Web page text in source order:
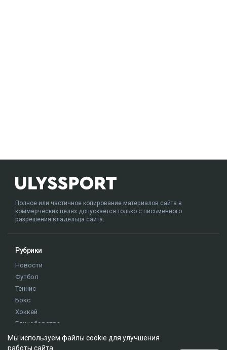
Полное или частичное копирование материалов сайта в
коммерческих целях допускается только с письменного
разрешения владельца сайта.
Рубрики
Новости
Футбол
Теннис
Бокс
Хоккей
Единоборства
Истории
Олимпиада
Мы используем файлы cookie для улучшения
работы сайта.